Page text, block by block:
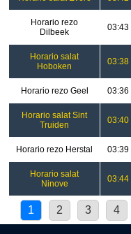
Horario rezo
Dilbeek
03:43
Horario salat
Hoboken
03:38
Horario rezo Geel 03:36
Horario salat Sint
Truiden
03:40
Horario rezo Herstal 03:39
Horario salat
Ninove
03:44
1 2 3 4